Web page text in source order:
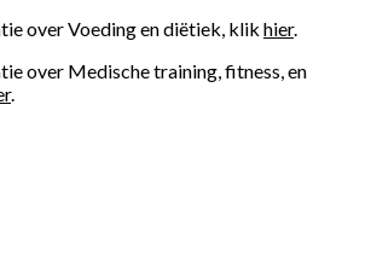
over Voeding en diëtiek, klik hier.
over Medische training, fitness, en
.